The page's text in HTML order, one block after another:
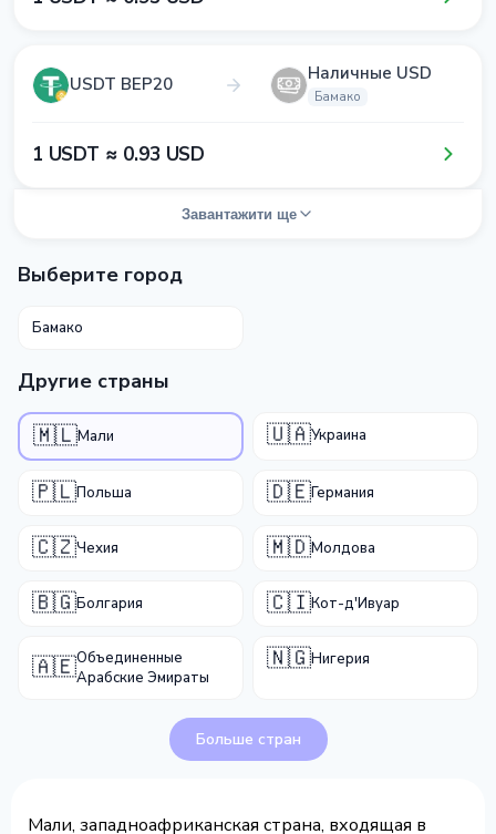
USDT BEP20 Наличные USD
Бамако
1​ USDT ≈ 0​.9​3​ USD
Завантажити ще
Выберите город
Бамако
Другие страны
🇲🇱Мали 🇺🇦Украина
🇵🇱Польша 🇩🇪Германия
🇨🇿Чехия 🇲🇩Молдова
🇧🇬Болгария 🇨🇮Кот-д'Ивуар
🇦🇪Объединенные
Арабские Эмираты
🇳🇬Нигерия
Больше стран
Мали, западноафриканская страна, входящая в